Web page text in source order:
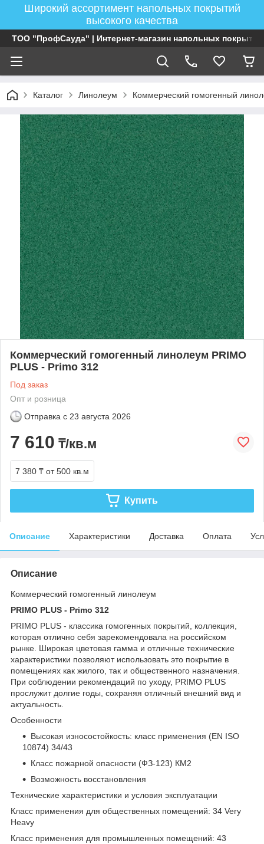
Широкий ассортимент напольных покрытий
высокого качества
ТОО "ПрофСауда" | Интернет-магазин напольных покрытий
Каталог Линолеум Коммерческий гомогенный
Коммерческий гомогенный линолеум PRIMO
PLUS - Primo 312
Под заказ
Опт и розница
Отправка с 23 августа 2026
7 610 ₸/кв.м
7 380 ₸ от 500 кв.м
Купить
Описание Характеристики Доставка Оплата
Описание
Коммерческий гомогенный линолеум
PRIMO PLUS - Primo 312
PRIMO PLUS - классика гомогенных покрытий, коллекция,
которая отлично себя зарекомендовала на российском
рынке. Широкая цветовая гамма и отличные технические
характеристики позволяют использовать это покрытие в
помещениях как жилого, так и общественного назначения.
При соблюдении рекомендаций по уходу, PRIMO PLUS
прослужит долгие годы, сохраняя отличный внешний вид и
актуальность.
Особенности
Высокая износостойкость: класс применения (EN ISO
10874) 34/43
Класс пожарной опасности (ФЗ-123) КМ2
Возможность восстановления
Технические характеристики и условия эксплуатации
Класс применения для общественных помещений: 34 Very
Heavy
Класс применения для промышленных помещений: 43